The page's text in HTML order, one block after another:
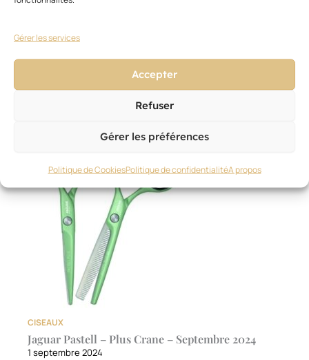
Gérer les services
Accepter
Refuser
Gérer les préférences
Politique de CookiesPolitique de confidentialitéA propos
1 novembre 2024
CISEAUX
Jaguar Pastell – Plus Crane – Septembre 2024
1 septembre 2024